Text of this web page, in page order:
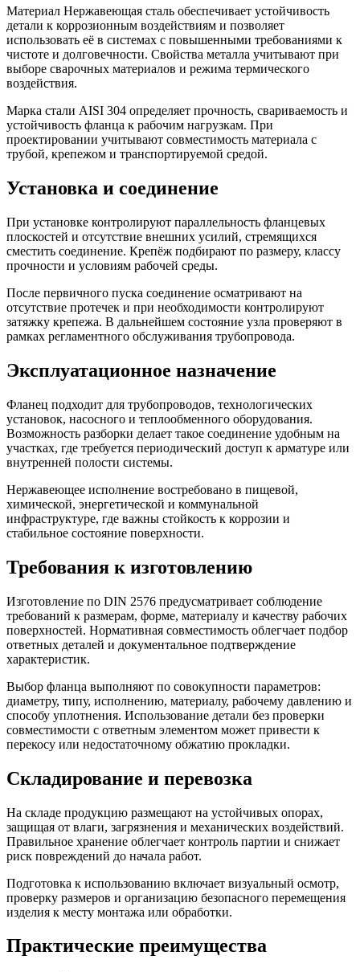
Материал Нержавеющая сталь обеспечивает устойчивость
детали к коррозионным воздействиям и позволяет
использовать её в системах с повышенными требованиями к
чистоте и долговечности. Свойства металла учитывают при
выборе сварочных материалов и режима термического
воздействия.
Марка стали AISI 304 определяет прочность, свариваемость и
устойчивость фланца к рабочим нагрузкам. При
проектировании учитывают совместимость материала с
трубой, крепежом и транспортируемой средой.
Установка и соединение
При установке контролируют параллельность фланцевых
плоскостей и отсутствие внешних усилий, стремящихся
сместить соединение. Крепёж подбирают по размеру, классу
прочности и условиям рабочей среды.
После первичного пуска соединение осматривают на
отсутствие протечек и при необходимости контролируют
затяжку крепежа. В дальнейшем состояние узла проверяют в
рамках регламентного обслуживания трубопровода.
Эксплуатационное назначение
Фланец подходит для трубопроводов, технологических
установок, насосного и теплообменного оборудования.
Возможность разборки делает такое соединение удобным на
участках, где требуется периодический доступ к арматуре или
внутренней полости системы.
Нержавеющее исполнение востребовано в пищевой,
химической, энергетической и коммунальной
инфраструктуре, где важны стойкость к коррозии и
стабильное состояние поверхности.
Требования к изготовлению
Изготовление по DIN 2576 предусматривает соблюдение
требований к размерам, форме, материалу и качеству рабочих
поверхностей. Нормативная совместимость облегчает подбор
ответных деталей и документальное подтверждение
характеристик.
Выбор фланца выполняют по совокупности параметров:
диаметру, типу, исполнению, материалу, рабочему давлению и
способу уплотнения. Использование детали без проверки
совместимости с ответным элементом может привести к
перекосу или недостаточному обжатию прокладки.
Складирование и перевозка
На складе продукцию размещают на устойчивых опорах,
защищая от влаги, загрязнения и механических воздействий.
Правильное хранение облегчает контроль партии и снижает
риск повреждений до начала работ.
Подготовка к использованию включает визуальный осмотр,
проверку размеров и организацию безопасного перемещения
изделия к месту монтажа или обработки.
Практические преимущества